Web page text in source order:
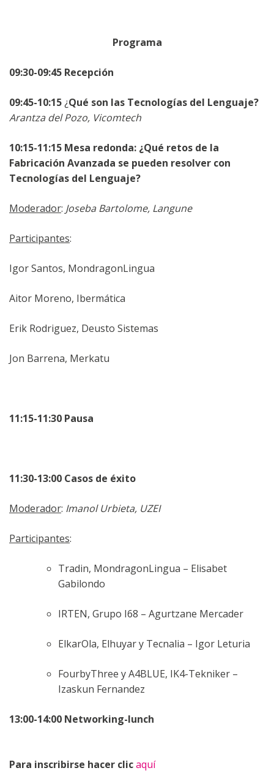
Programa
09:30-09:45 Recepción
09:45-10:15¿Qué son las Tecnologías del Lenguaje?
Arantza del Pozo, Vicomtech
10:15-11:15 Mesa redonda: ¿Qué retos de la
Fabricación Avanzada se pueden resolver con
Tecnologías del Lenguaje?
Moderador: Joseba Bartolome, Langune
Participantes:
Igor Santos, MondragonLingua
Aitor Moreno, Ibermática
Erik Rodriguez, Deusto Sistemas
Jon Barrena, Merkatu
11:15-11:30 Pausa
11:30-13:00 Casos de éxito
Moderador: Imanol Urbieta, UZEI
Participantes:
Tradin, MondragonLingua – Elisabet
Gabilondo
IRTEN, Grupo I68 – Agurtzane Mercader
ElkarOla, Elhuyar y Tecnalia – Igor Leturia
FourbyThree y A4BLUE, IK4-Tekniker –
Izaskun Fernandez
13:00-14:00 Networking-lunch
Para inscribirse hacer clicaquí